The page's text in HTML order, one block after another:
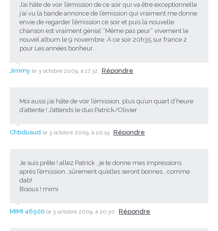
J’ai hâte de voir l’émission de ce soir qui va être exceptionnelle
j’ai vu la bande annonce de l’émission qui vraiment me donne
envie de regarder l’émission ce soir et puis la nouvelle
chanson est vraiment génial “Même pas peur” vivement le
nouvel album le 9 novembre. A ce soir 20h35 sur france 2
pour Les années bonheur.
Jimmy le 3 octobre 2009, à 17:32 Répondre
Moi aussi j’ai hâte de voir l’émission, plus qu’un quart d’heure
d’attente ! J’attends le duo Patrick/Olivier
Chtidusud le 3 octobre 2009, à 20:19 Répondre
Je suis prête ! allez Patrick , je te donne mes impressions
après l’émission…sûrement qu’elles seront bonnes , comme
dab!
Bisous ! mimi
MIMI 46500 le 3 octobre 2009, à 20:30 Répondre